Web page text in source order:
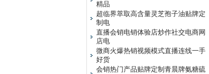
精品
超临界萃取高含量灵芝孢子油贴牌定
制电
直播会销电销体验店炒作社交电商网
店电
微商火爆热销视频模式直播连线一手
好货
会销热门产品贴牌定制青晨牌氨糖硫